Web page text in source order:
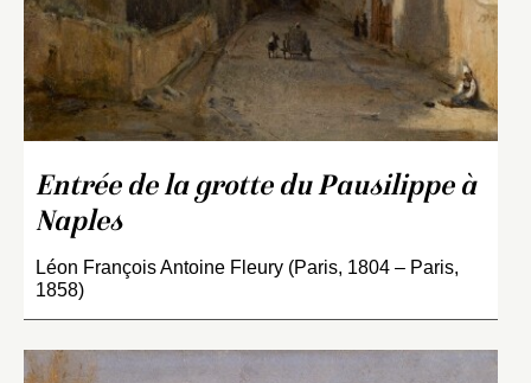
Entrée de la grotte du Pausilippe à
Naples
Léon François Antoine Fleury (Paris, 1804 – Paris,
1858)